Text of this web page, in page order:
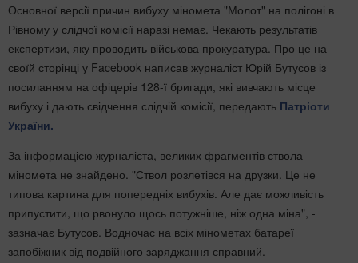
Основної версії причин вибуху міномета "Молот" на полігоні в
Рівному у слідчої комісії наразі немає. Чекають результатів
експертизи, яку проводить військова прокуратура. Про це на
своїй сторінці у Facebook написав журналіст Юрій Бутусов із
посиланням на офіцерів 128-ї бригади, які вивчають місце
вибуху і дають свідчення слідчій комісії, передають Патріоти
України.
За інформацією журналіста, великих фрагментів ствола
міномета не знайдено. "Ствол розлетівся на друзки. Це не
типова картина для попередніх вибухів. Але дає можливість
припустити, що рвонуло щось потужніше, ніж одна міна", -
зазначає Бутусов. Водночас на всіх мінометах батареї
запобіжник від подвійного заряджання справний.